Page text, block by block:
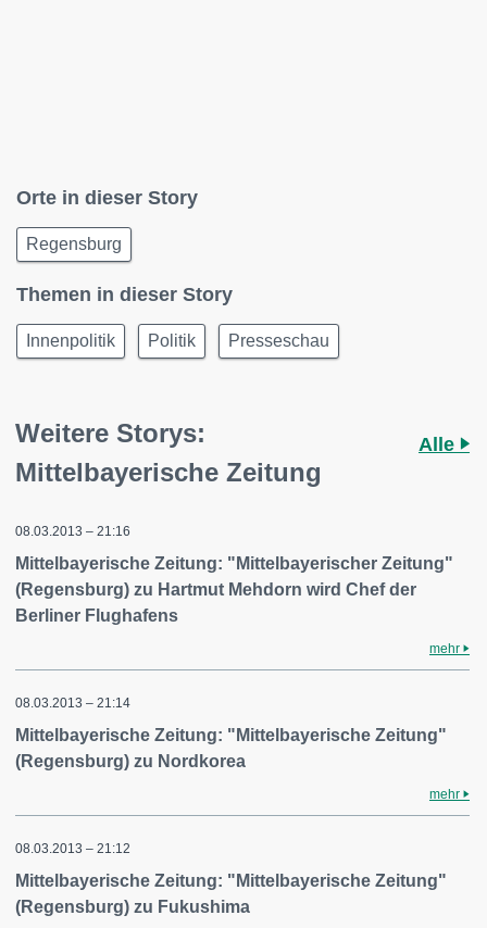
Orte in dieser Story
Regensburg
Themen in dieser Story
Innenpolitik Politik Presseschau
Weitere Storys:
Mittelbayerische Zeitung
Alle
08.03.2013 – 21:16
Mittelbayerische Zeitung: "Mittelbayerischer Zeitung"
(Regensburg) zu Hartmut Mehdorn wird Chef der
Berliner Flughafens
mehr
08.03.2013 – 21:14
Mittelbayerische Zeitung: "Mittelbayerische Zeitung"
(Regensburg) zu Nordkorea
mehr
08.03.2013 – 21:12
Mittelbayerische Zeitung: "Mittelbayerische Zeitung"
(Regensburg) zu Fukushima